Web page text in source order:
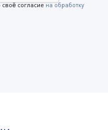
своё согласиена обработку